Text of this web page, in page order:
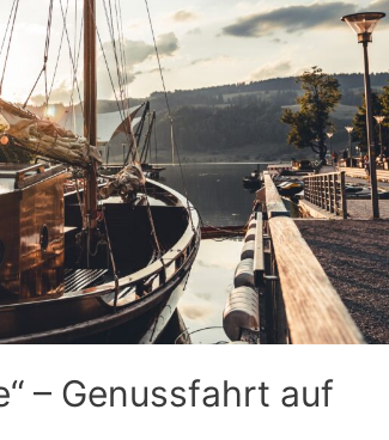
– Genussfahrt auf